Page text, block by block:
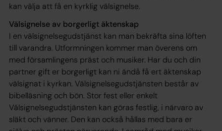
kan välja att få en kyrklig välsignelse.
Välsignelse av borgerligt äktenskap
I en välsignelsegudstjänst kan man bekräfta sina löften
till varandra. Utformningen kommer man överens om
med församlingens präst och musiker. Har du och din
partner gift er borgerligt kan ni ändå få ert äktenskap
välsignat i kyrkan. Välsignelsegudstjänsten består av
bibelläsning och bön. Stor fest eller enkelt
Välsignelsegudstjänsten kan göras festlig, i närvaro av
släkt och vänner. Den kan också hållas med bara er